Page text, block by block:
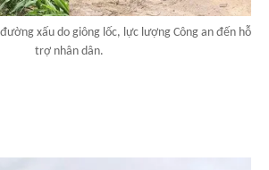
xấu do giông lốc, lực lượng Công an đến hỗ
trợ nhân dân.